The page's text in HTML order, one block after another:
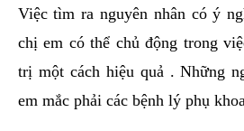
Việc tìm ra nguyên nhân có ý
chị em có thể chủ động trong
trị một cách hiệu quả . Những
em mắc phải các bệnh lý phụ